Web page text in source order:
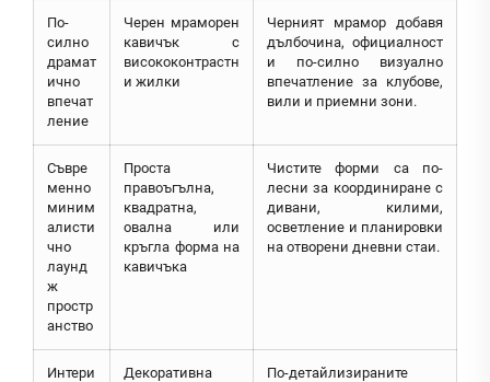
По-
силно
драмат
ично
впечат
ление
Черен мраморен
кавичък с
висококонтрастн
и жилки
Черният мрамор добавя
дълбочина, официалност
и по-силно визуално
впечатление за клубове,
вили и приемни зони.
Съвре
менно
миним
алисти
чно
лаунд
ж
простр
анство
Проста
правоъгълна,
квадратна,
овална или
кръгла форма на
кавичъка
Чистите форми са по-
лесни за координиране с
дивани, килими,
осветление и планировки
на отворени дневни стаи.
Интери
Декоративна
По-детайлизираните